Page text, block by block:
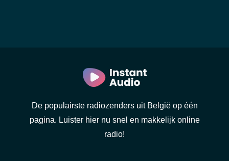
De populairste radiozenders uit België op één
pagina. Luister hier nu snel en makkelijk online
radio!